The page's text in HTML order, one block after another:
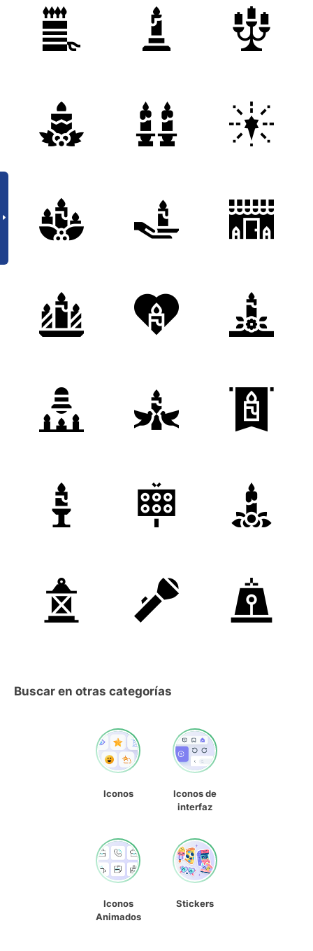
Buscar en otras categorías
Iconos
Iconos de
interfaz
Iconos
Animados
Stickers